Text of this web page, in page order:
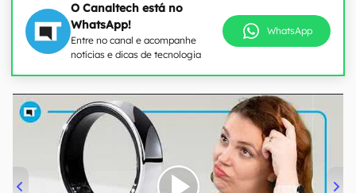
O Canaltech está no
WhatsApp!
Entre no canal e acompanhe
notícias e dicas de tecnologia
WhatsApp